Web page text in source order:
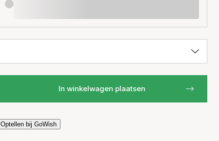
In winkelwagen plaatsen
Optellen bij GoWish